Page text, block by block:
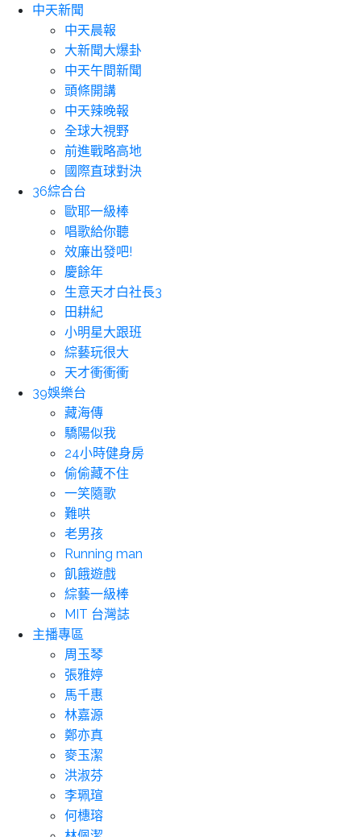
中天新聞
中天晨報
大新聞大爆卦
中天午間新聞
頭條開講
中天辣晚報
全球大視野
前進戰略高地
國際直球對決
36綜合台
歐耶一級棒
唱歌給你聽
效廉出發吧!
慶餘年
生意天才白社長3
田耕紀
小明星大跟班
綜藝玩很大
天才衝衝衝
39娛樂台
藏海傳
驕陽似我
24小時健身房
偷偷藏不住
一笑隨歌
難哄
老男孩
Running man
飢餓遊戲
綜藝一級棒
MIT 台灣誌
主播專區
周玉琴
張雅婷
馬千惠
林嘉源
鄭亦真
麥玉潔
洪淑芬
李珮瑄
何橞瑢